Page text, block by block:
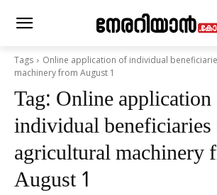
Tags
Online application of individual
machinery from August 1
Tag: Online
individual
agricultural machinery
August 1